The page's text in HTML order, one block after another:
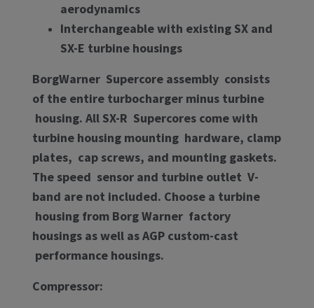
aerodynamics
Interchangeable with existing SX and
SX-E turbine housings
BorgWarner Supercore assembly consists
of the entire turbocharger minus turbine
housing. All SX-R Supercores come with
turbine housing mounting hardware, clamp
plates, cap screws, and mounting gaskets.
The speed sensor and turbine outlet V-
band are not included. Choose a turbine
housing from Borg Warner factory
housings as well as AGP custom-cast
performance housings.
Compressor: